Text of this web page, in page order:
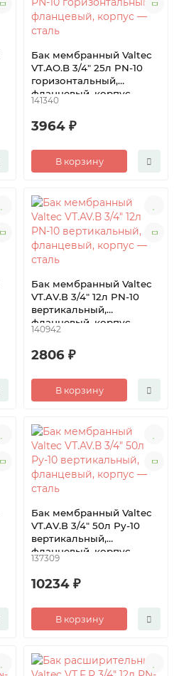
Бак мембранный Valtec
VT.AO.B 3/4″ 25л PN-10
горизонтальный,
фланцевый, корпус —
сталь
141340
3964 ₽
В корзину
Бак мембранный Valtec
VТ.AV.В 3/4″ 12л PN-10
вертикальный,
фланцевый, корпус —
сталь
140942
2806 ₽
В корзину
Бак мембранный Valtec
VТ.AV.В 3/4″ 50л Ру-10
вертикальный,
фланцевый, корпус —
сталь
137309
10234 ₽
В корзину